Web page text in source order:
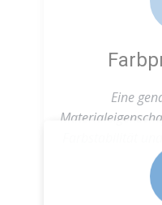
Farbstabilität